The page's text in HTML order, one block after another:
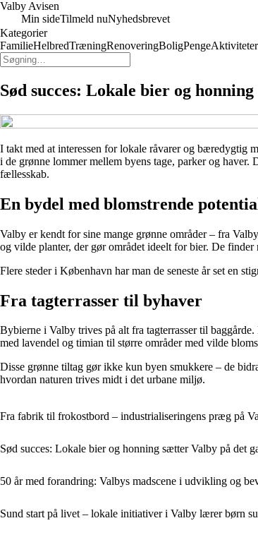
Valby Avisen
Min sideTilmeld nuNyhedsbrevet
Kategorier
FamilieHelbredTræningRenoveringBoligPengeAktiviteter
Sød succes: Lokale bier og
I takt med at interessen for lokale råvarer og bæredygtig
i de grønne lommer mellem byens tage, parker og
fællesskab.
En bydel med blomstrende
Valby er kendt for sine mange grønne områder – fra
og vilde planter, der gør området ideelt for bier. De
Flere steder i København har man de seneste år set en
Fra tagterrasser til byhaver
Bybierne i Valby trives på alt fra tagterrasser til
med lavendel og timian til større områder med vilde
Disse grønne tiltag gør ikke kun byen smukkere – de
hvordan naturen trives midt i det urbane miljø.
Fra fabrik til frokostbord – industrialiseringens præg på
Sød succes: Lokale bier og honning sætter Valby på det
50 år med forandring: Valbys madscene i udvikling og
Sund start på livet – lokale initiativer i Valby lærer børn